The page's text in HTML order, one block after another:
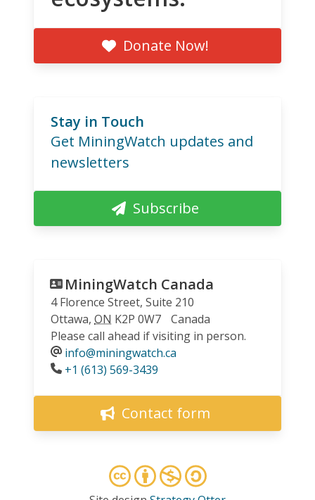
Donate Now!
Stay in Touch
Get MiningWatch updates and
newsletters
Subscribe
MiningWatch Canada
4 Florence Street, Suite 210
Ottawa, ON K2P 0W7
Canada
Please call ahead if visiting in person.
info@miningwatch.ca
Phone
+1 (613) 569-3439
Contact form